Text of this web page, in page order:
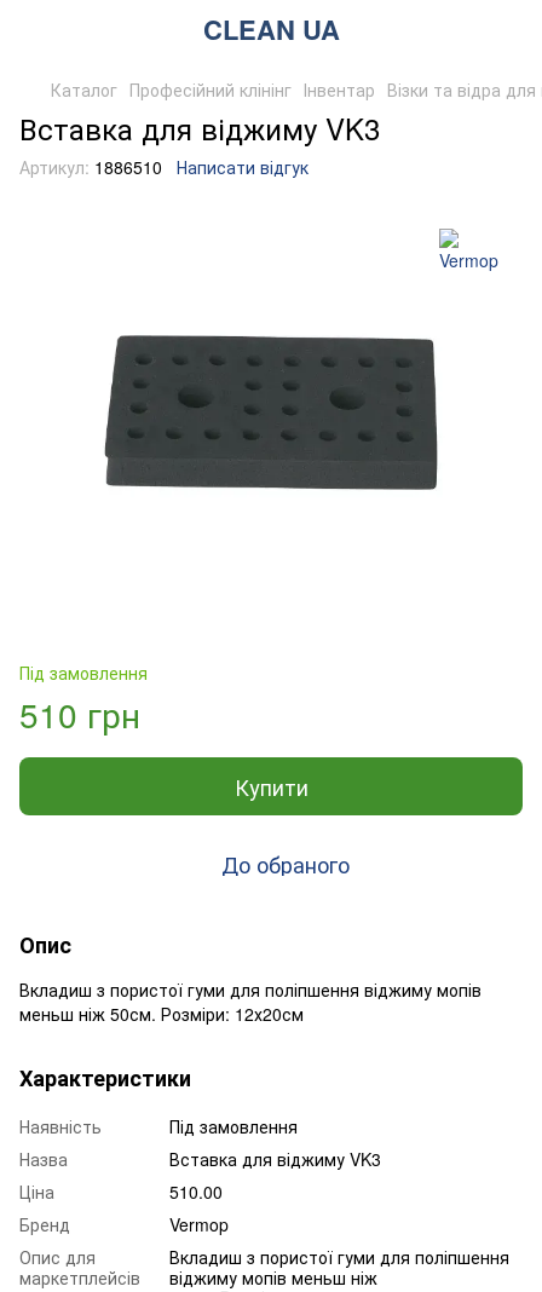
CLEAN UA
Каталог Професійний клінінг Інвентар Візки та відра
Вставка для віджиму VK3
Артикул: 1886510 Написати відгук
Під замовлення
510 грн
Купити
До обраного
Опис
Вкладиш з пористої гуми для поліпшення віджиму мопів
меньш ніж 50см. Розміри: 12х20см
Характеристики
Наявність
Під замовлення
Назва
Вставка для віджиму VK3
Ціна
510.00
Бренд
Vermop
Опис для
маркетплейсів
Вкладиш з пористої гуми для поліпшення
віджиму мопів меньш ніж